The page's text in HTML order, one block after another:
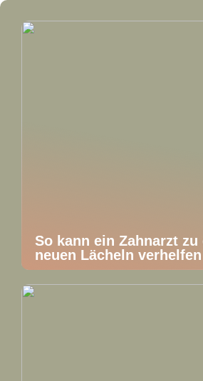
So kann ein Zahnarzt zu
neuen Lächeln verhelfen